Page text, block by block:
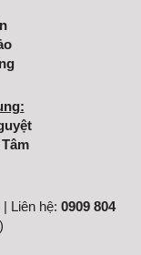
| Liên hệ: 0909 804